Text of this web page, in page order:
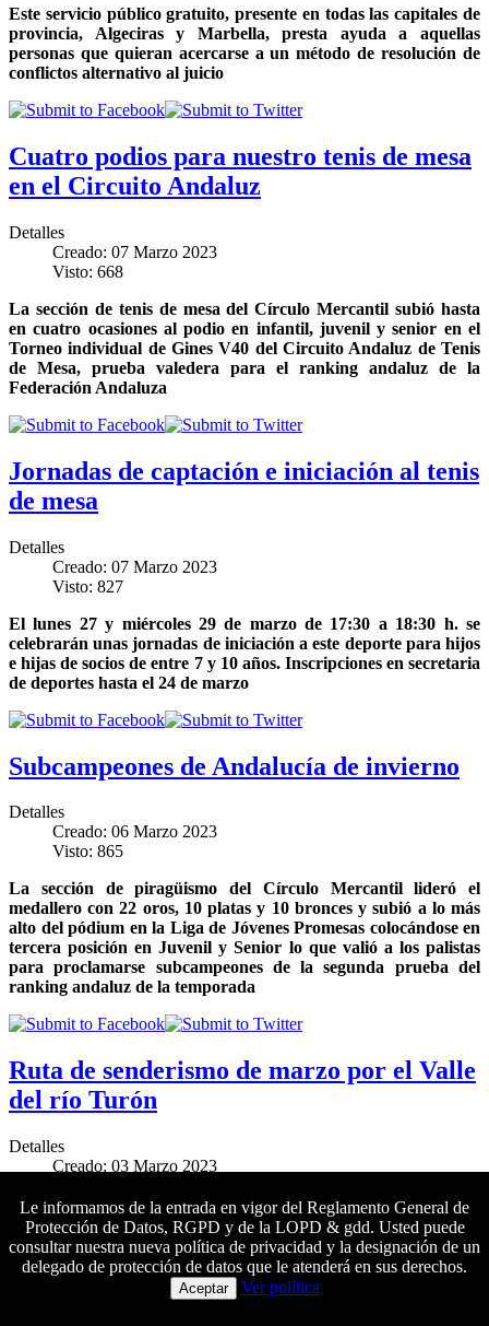
Este servicio público gratuito, presente en todas las capitales de
provincia, Algeciras y Marbella, presta ayuda a aquellas
personas que quieran acercarse a un método de resolución de
conflictos alternativo al juicio
Cuatro podios para nuestro tenis de mesa
en el Circuito Andaluz
Detalles
Creado: 07 Marzo 2023
Visto: 668
La sección de tenis de mesa del Círculo Mercantil subió hasta
en cuatro ocasiones al podio en infantil, juvenil y senior en el
Torneo individual de Gines V40 del Circuito Andaluz de Tenis
de Mesa, prueba valedera para el ranking andaluz de la
Federación Andaluza
Jornadas de captación e iniciación al tenis
de mesa
Detalles
Creado: 07 Marzo 2023
Visto: 827
El lunes 27 y miércoles 29 de marzo de 17:30 a 18:30 h. se
celebrarán unas jornadas de iniciación a este deporte para hijos
e hijas de socios de entre 7 y 10 años. Inscripciones en secretaria
de deportes hasta el 24 de marzo
Subcampeones de Andalucía de invierno
Detalles
Creado: 06 Marzo 2023
Visto: 865
La sección de piragüismo del Círculo Mercantil lideró el
medallero con 22 oros, 10 platas y 10 bronces y subió a lo más
alto del pódium en la Liga de Jóvenes Promesas colocándose en
tercera posición en Juvenil y Senior lo que valió a los palistas
para proclamarse subcampeones de la segunda prueba del
ranking andaluz de la temporada
Ruta de senderismo de marzo por el Valle
del río Turón
Detalles
Creado: 03 Marzo 2023
El próximo sábado 25 de marzo se llevará a cabo una nueva
salida de senderismo de dificultad mediaal Parque Nacional de
la Sierra de las Nieves. Las inscripciones se pueden formalizar
del 3 al 24 de marzoColaboradores principales
Le informamos de la entrada en vigor del Reglamento General de
Protección de Datos, RGPD y de la LOPD & gdd. Usted puede
consultar nuestra nueva política de privacidad y la designación de un
delegado de protección de datos que le atenderá en sus derechos.
Aceptar Ver política